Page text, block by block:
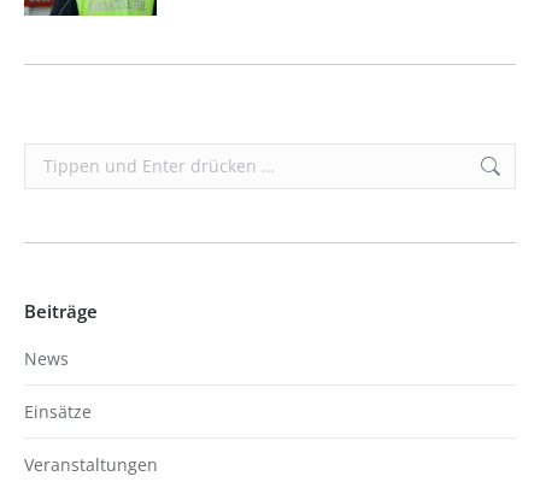
Search:
Beiträge
News
Einsätze
Veranstaltungen